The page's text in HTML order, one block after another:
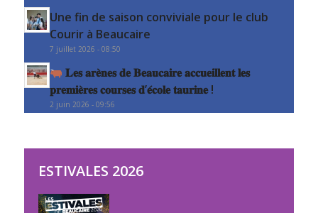
Une fin de saison conviviale pour le club
Courir à Beaucaire
7 juillet 2026 - 08:50
𝐋𝐞𝐬 𝐚𝐫𝐞̀𝐧𝐞𝐬 𝐝𝐞 𝐁𝐞𝐚𝐮𝐜𝐚𝐢𝐫𝐞 𝐚𝐜𝐜𝐮𝐞𝐢𝐥𝐥𝐞𝐧𝐭 𝐥𝐞𝐬
𝐩𝐫𝐞𝐦𝐢𝐞̀𝐫𝐞𝐬 𝐜𝐨𝐮𝐫𝐬𝐞𝐬 𝐝’𝐞́𝐜𝐨𝐥𝐞 𝐭𝐚𝐮𝐫𝐢𝐧𝐞 !
2 juin 2026 - 09:56
ESTIVALES 2026